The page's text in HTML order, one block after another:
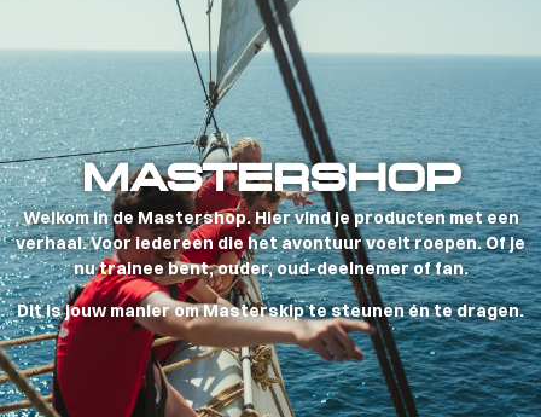
MASTERSHOP
Welkom in de Mastershop. Hier vind je producten met een
verhaal. Voor iedereen die het avontuur voelt roepen. Of je
nu trainee bent, ouder, oud-deelnemer of fan.
Dit is jouw manier om Masterskip te steunen én te dragen.